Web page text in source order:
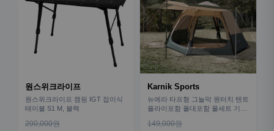
원스위크라이프
원스위크라이프 캠핑 IGT 접이식
테이블 S1 M, 블랙
200,000원
Karnik Sports
뉴에라 타프형 그늘막 원터치 텐트
플라이포함 폴대포함 풀세트 기본
149,000원